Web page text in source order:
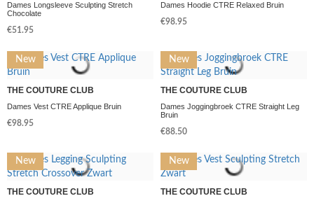
Dames Longsleeve Sculpting Stretch
Chocolate
€51.95
Dames Hoodie CTRE Relaxed Bruin
€98.95
New
THE COUTURE CLUB
Dames Vest CTRE Applique Bruin
€98.95
New
THE COUTURE CLUB
Dames Joggingbroek CTRE Straight Leg
Bruin
€88.50
New
THE COUTURE CLUB
New
THE COUTURE CLUB